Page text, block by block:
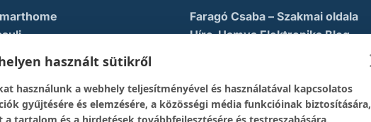
AZURE
Guy – Képzési
Faragó Csaba – Szakmai oldala
Híre-Hamva Elektronika Blog
oldala
Robotika Pécs – Alapítvány
használt sütikről
használunk a webhely teljesítményével és használatával kapcsolatos
gyűjtésére és elemzésére, a közösségi média funkcióinak biztosítására,